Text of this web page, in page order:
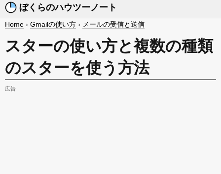
ぼくらのハウツーノート
Home › Gmailの使い方 › メールの受信と送信
スターの使い方と複数の種類
のスターを使う方法
広告